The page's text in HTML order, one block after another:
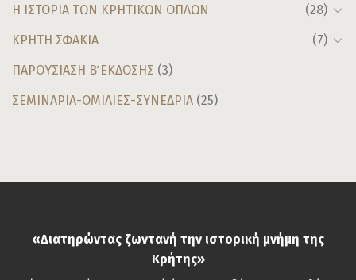
Η ΙΣΤΟΡΙΑ ΤΩΝ ΚΡΗΤΙΚΩΝ ΟΠΛΩΝ
(28)
ΚΡΗΤΗ ΣΦΑΚΙΑ
(7)
ΠΑΡΟΥΣΙΑΣΗ Β΄ ΕΚΔΟΣΗΣ (3)
ΣΕΜΙΝΑΡΙΑ-ΟΜΙΛΙΕΣ-ΣΥΝΕΔΡΙΑ (25)
«Διατηρώντας ζωντανή την ιστορική μνήμη της
Κρήτης»